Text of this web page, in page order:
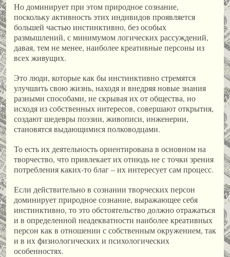
Но доминирует при этом природное сознание,
поскольку активность этих индивидов проявляется
большей частью инстинктивно, без особых
размышлений, с минимумом логических рассуждений,
давая, тем не менее, наиболее креативные персоны из
всех живущих.
Это люди, которые как бы инстинктивно стремятся
улучшить свою жизнь, находя и внедряя новые знания
разными способами, не скрывая их от общества, но
исходя из собственных интересов, совершают открытия,
создают шедевры поэзии, живописи, инженерии,
становятся выдающимися полководцами.
То есть их деятельность ориентирована в основном на
творчество, что привлекает их отнюдь не с точки зрения
потребления каких-то благ – их интересует сам процесс.
Если действительно в сознании творческих персон
доминирует природное сознание, выражающее себя
инстинктивно, то это обстоятельство должно отражаться
и в определенной неадекватности наиболее креативных
персон как в отношении с собственным окружением, так
и в их физиологических и психологических
особенностях.